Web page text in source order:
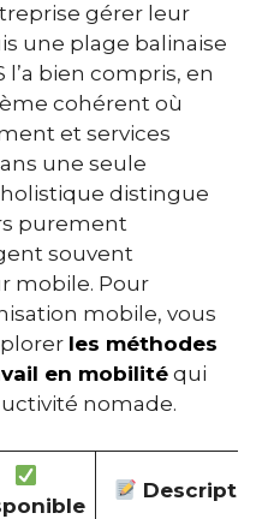
gérer leur
une plage balinaise
l’a bien compris, en
cohérent où
et services
une seule
distingue
purement
souvent
mobile. Pour
mobile, vous
les méthodes
en mobilitéqui
nomade.
Description